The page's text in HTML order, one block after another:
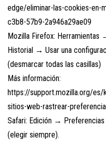
edge/eliminar-las-cookies-
c3b8-57b9-2a946a29ae09
Mozilla Firefox:
Historial → Usar una
(desmarcar todas las casillas)
Más información:
https://support.mozilla.org/
sitios-web-rastrear-
Safari: Edición →
(elegir siempre).